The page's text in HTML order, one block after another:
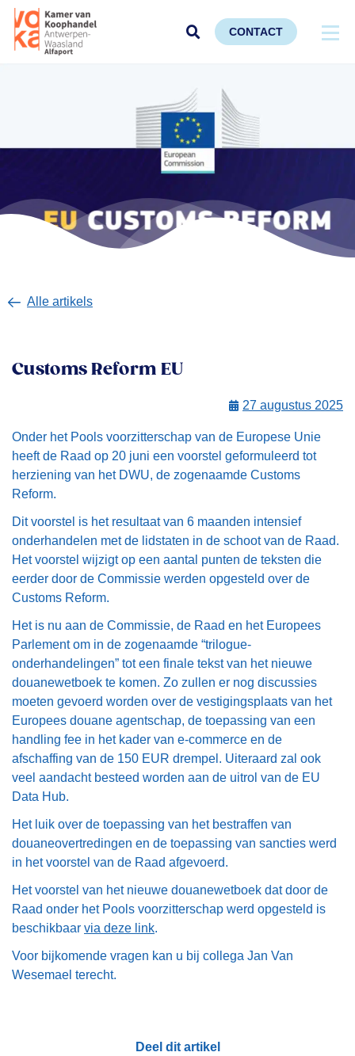
CONTACT
Alle artikels
Customs Reform EU
27 augustus 2025
Onder het Pools voorzitterschap van de Europese Unie
heeft de Raad op 20 juni een voorstel geformuleerd tot
herziening van het DWU, de zogenaamde Customs
Reform.
Dit voorstel is het resultaat van 6 maanden intensief
onderhandelen met de lidstaten in de schoot van de Raad.
Het voorstel wijzigt op een aantal punten de teksten die
eerder door de Commissie werden opgesteld over de
Customs Reform.
Het is nu aan de Commissie, de Raad en het Europees
Parlement om in de zogenaamde “trilogue-
onderhandelingen” tot een finale tekst van het nieuwe
douanewetboek te komen. Zo zullen er nog discussies
moeten gevoerd worden over de vestigingsplaats van het
Europees douane agentschap, de toepassing van een
handling fee in het kader van e-commerce en de
afschaffing van de 150 EUR drempel. Uiteraard zal ook
veel aandacht besteed worden aan de uitrol van de EU
Data Hub.
Het luik over de toepassing van het bestraffen van
douaneovertredingen en de toepassing van sancties werd
in het voorstel van de Raad afgevoerd.
Het voorstel van het nieuwe douanewetboek dat door de
Raad onder het Pools voorzitterschap werd opgesteld is
beschikbaar via deze link.
Voor bijkomende vragen kan u bij collega Jan Van
Wesemael terecht.
Deel dit artikel